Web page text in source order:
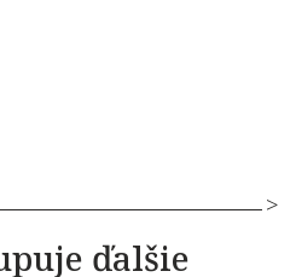
ďalšie